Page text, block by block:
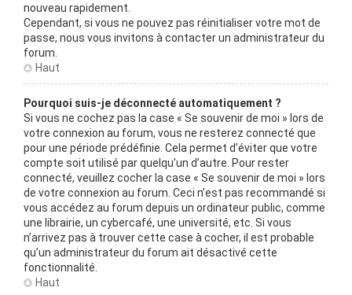
nouveau rapidement.
Cependant, si vous ne pouvez pas réinitialiser votre mot de
passe, nous vous invitons à contacter un administrateur du
forum.
Haut
Pourquoi suis-je déconnecté automatiquement ?
Si vous ne cochez pas la case « Se souvenir de moi » lors de
votre connexion au forum, vous ne resterez connecté que
pour une période prédéfinie. Cela permet d’éviter que votre
compte soit utilisé par quelqu’un d’autre. Pour rester
connecté, veuillez cocher la case « Se souvenir de moi » lors
de votre connexion au forum. Ceci n’est pas recommandé si
vous accédez au forum depuis un ordinateur public, comme
une librairie, un cybercafé, une université, etc. Si vous
n’arrivez pas à trouver cette case à cocher, il est probable
qu’un administrateur du forum ait désactivé cette
fonctionnalité.
Haut